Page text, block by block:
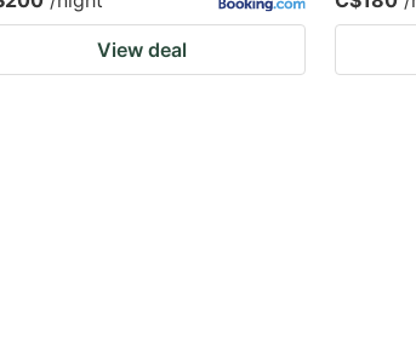
View deal